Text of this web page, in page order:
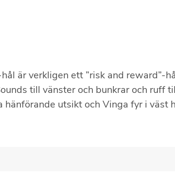
är verkligen ett ”risk and reward”-
till vänster och bunkrar och ruff
hänförande utsikt och Vinga fyr i väst